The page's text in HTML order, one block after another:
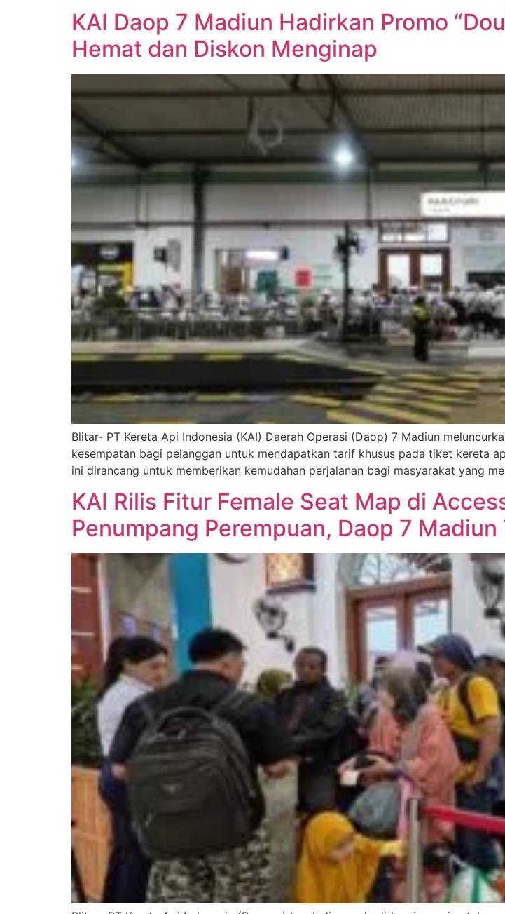
KAI Daop 7 Madiun Hadirkan Promo
Hemat dan Diskon Menginap
Blitar- PT Kereta Api Indonesia (KAI) Daerah Operasi (Daop) 7 Madiun
kesempatan bagi pelanggan untuk mendapatkan tarif khusus pada tiket kereta
ini dirancang untuk memberikan kemudahan perjalanan bagi masyarakat yang
KAI Rilis Fitur Female Seat Map di
Penumpang Perempuan, Daop 7 Madiun